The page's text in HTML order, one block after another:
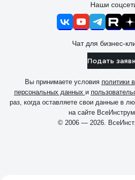
Наши
Чат для бизнес-
Подать
Вы принимаете условия политики
персональных данных и
раз, когда оставляете свои данные в
на сайте
© 2006 — 2026.